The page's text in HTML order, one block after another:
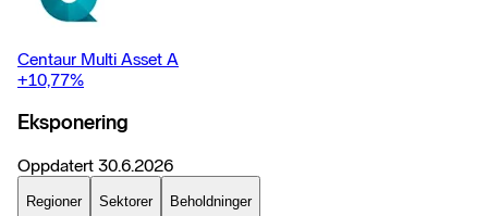
Centaur Multi Asset A
+10,77%
Eksponering
Oppdatert 30.6.2026
Regioner Sektorer Beholdninger